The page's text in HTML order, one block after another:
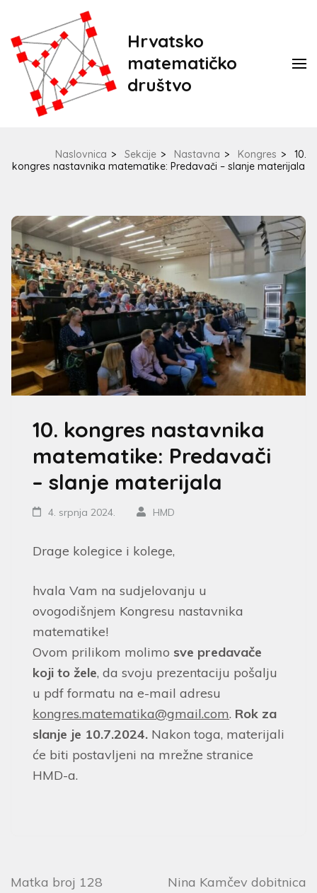
Hrvatsko
matematičko
društvo
Naslovnica > Sekcije > Nastavna > Kongres >
10.
kongres nastavnika matematike: Predavači – slanje materijala
10. kongres nastavnika
matematike: Predavači
– slanje materijala
4. srpnja 2024. HMD
Drage kolegice i kolege,
hvala Vam na sudjelovanju u
ovogodišnjem Kongresu nastavnika
matematike!
Ovom prilikom molimo sve predavače
koji to žele, da svoju prezentaciju pošalju
u pdf formatu na e-mail adresu
kongres.matematika@gmail.com. Rok za
slanje je 10.7.2024. Nakon toga, materijali
će biti postavljeni na mrežne stranice
HMD-a.
Matka broj 128
Nina Kamčev dobitnica